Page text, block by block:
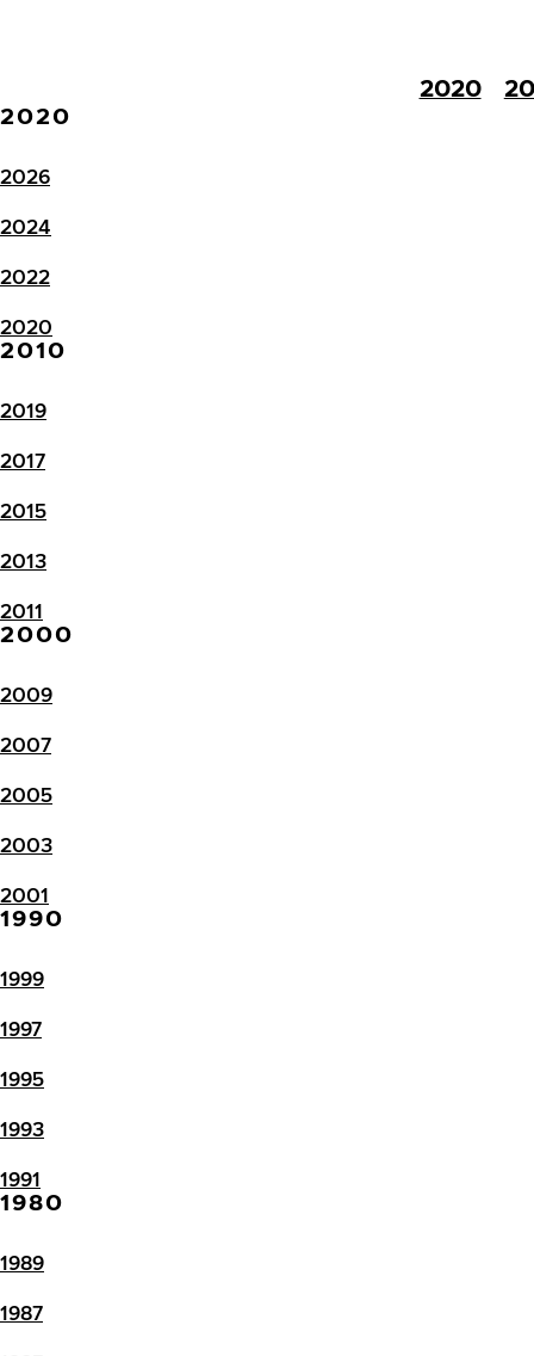
2020
2020
2026
2024
2022
2020
2010
2019
2017
2015
2013
2011
2000
2009
2007
2005
2003
2001
1990
1999
1997
1995
1993
1991
1980
1989
1987